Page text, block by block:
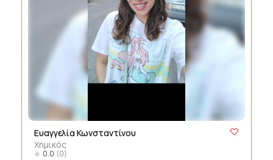
Ευαγγελία Κωνσταντίνου
Χημικός
0.0 (0)